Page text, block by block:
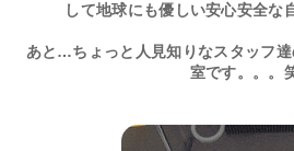
して地球にも優しい安心安全な
あと…ちょっと人見知りなスタッフ
室です。。。